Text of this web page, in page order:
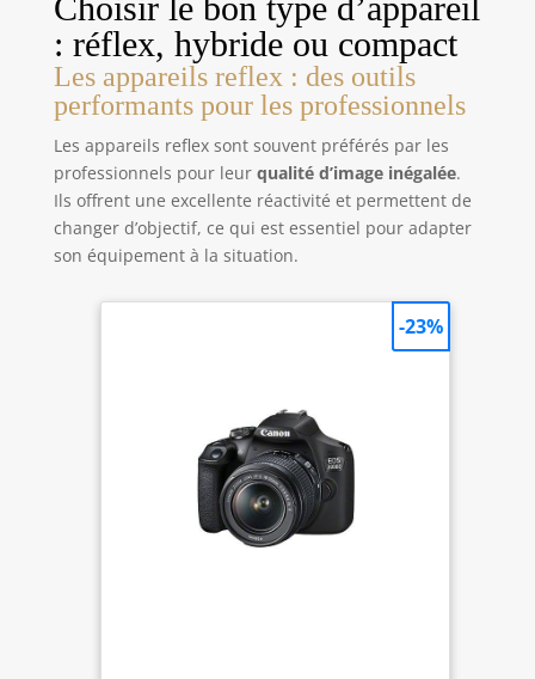
utiliser, même avec des gants. Un boitier et un
couvre-objectif en caoutchouc ainsi qu'un étui de
transport souple offrent une protection solide. La
sangle assure un grand confort et permet une
rapidité d'exécution.
: réflex, hybride ou compact
Les appareils reflex : des outils
performants pour les professionnels
Les appareils reflex sont souvent préférés par les
professionnels pour leur qualité d’image inégalée.
Ils offrent une excellente réactivité et permettent de
changer d’objectif, ce qui est essentiel pour adapter
son équipement à la situation.
-23%